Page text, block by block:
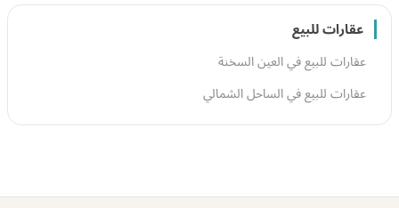
عقارات للبيع
عقارات للبيع في العين السخنة
عقارات للبيع في الساحل الشمالي